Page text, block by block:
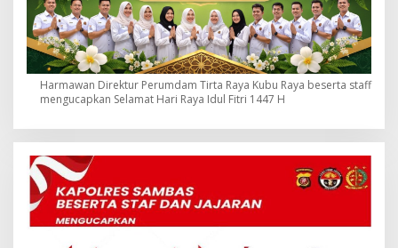
Harmawan Direktur Perumdam Tirta Raya Kubu Raya beserta staff
mengucapkan Selamat Hari Raya Idul Fitri 1447 H